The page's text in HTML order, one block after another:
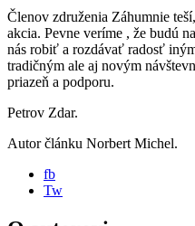
Členov združenia Záhumnie
akcia. Pevne veríme , že budú
nás robiť a rozdávať radosť
tradičným ale aj novým
priazeň a podporu.
Petrov Zdar.
Autor článku Norbert Michel.
fb
Tw